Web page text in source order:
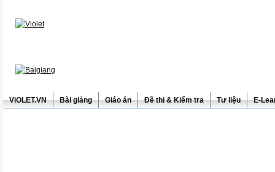
ViOLET.VN Bài giảng Giáo án Đề thi & Kiểm tra Tư liệu E-